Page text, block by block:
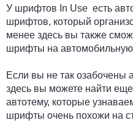
У шрифтов In Use есть
шрифтов, который
менее здесь вы также
шрифты на автомобильную
Если вы не так озабочены
здесь вы можете найти
автотему, которые
шрифты очень похожи на